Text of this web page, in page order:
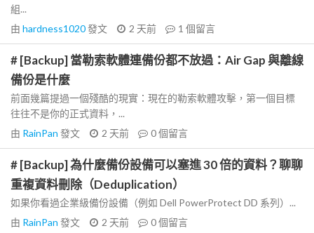
組...
由 hardness1020發文 2 天前 1 個留言
# [Backup] 當勒索軟體連備份都不放過：Air Gap 與離線
備份是什麼
前面幾篇提過一個殘酷的現實：現在的勒索軟體攻擊，第一個目標
往往不是你的正式資料，...
由 RainPan 發文 2 天前 0個留言
# [Backup] 為什麼備份設備可以塞進 30 倍的資料？聊聊
重複資料刪除（Deduplication）
如果你看過企業級備份設備（例如 Dell PowerProtect DD 系列）...
由 RainPan 發文 2 天前 0個留言